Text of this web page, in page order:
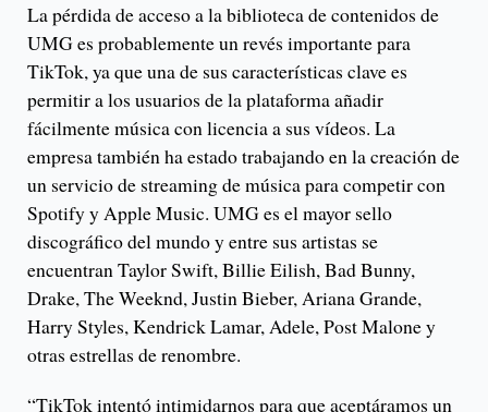
La pérdida de acceso a la biblioteca de contenidos de
UMG es probablemente un revés importante para
TikTok, ya que una de sus características clave es
permitir a los usuarios de la plataforma añadir
fácilmente música con licencia a sus vídeos. La
empresa también ha estado trabajando en la creación de
un servicio de streaming de música para competir con
Spotify y Apple Music. UMG es el mayor sello
discográfico del mundo y entre sus artistas se
encuentran Taylor Swift, Billie Eilish, Bad Bunny,
Drake, The Weeknd, Justin Bieber, Ariana Grande,
Harry Styles, Kendrick Lamar, Adele, Post Malone y
otras estrellas de renombre.
“TikTok intentó intimidarnos para que aceptáramos un